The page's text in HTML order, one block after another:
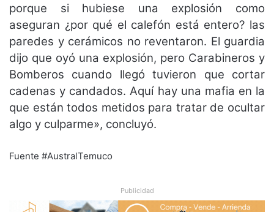
porque si hubiese una explosión como
aseguran ¿por qué el calefón está entero? las
paredes y cerámicos no reventaron. El guardia
dijo que oyó una explosión, pero Carabineros y
Bomberos cuando llegó tuvieron que cortar
cadenas y candados. Aquí hay una mafia en la
que están todos metidos para tratar de ocultar
algo y culparme», concluyó.
Fuente #AustralTemuco
Publicidad